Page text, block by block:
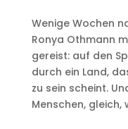
Wenige Wochen
Ronya Othmann
gereist: auf den
durch ein Land,
zu sein scheint.
Menschen, gleich,